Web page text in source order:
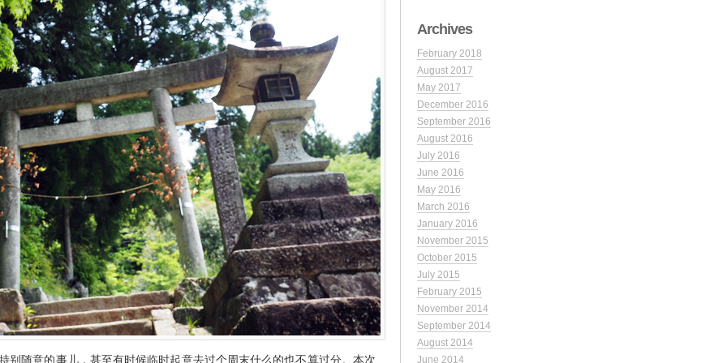
别随意的事儿，甚至有时候临时起意去过个周末什么的也不算过分。本次
Archives
February 2018
August 2017
May 2017
December 2016
September 2016
August 2016
July 2016
June 2016
May 2016
March 2016
January 2016
November 2015
October 2015
July 2015
February 2015
November 2014
September 2014
August 2014
June 2014